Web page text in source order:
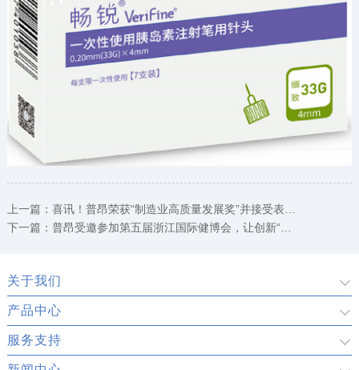
上一篇： 喜讯！普昂荣获“制造业高质量发展奖”并接受表彰！
下一篇： 普昂受邀参加第五届浙江国际健博会，让创新“健”证未来
关于我们
产品中心
服务支持